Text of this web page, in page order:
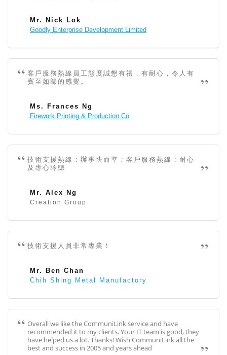
Mr. Nick Lok
Goodly Enterprise Development Limited
客戶服務熱線員工態度誠懇有禮，有耐心，令人有
賓至如歸的感覺。
Ms. Frances Ng
Firework Printing & Production Co
技術支援熱線 : 辦事快而準 ; 客戶服務熱線 : 耐心
及專心聆聽
Mr. Alex Ng
Creation Group
技術支援人員非常專業 !
Mr. Ben Chan
Chih Shing Metal Manufactory
Overall we like the CommuniLink service and have
recommended it to my clients. Your IT team is good, they
have helped us a lot. Thanks! Wish CommuniLink all the
best and success in 2005 and years ahead